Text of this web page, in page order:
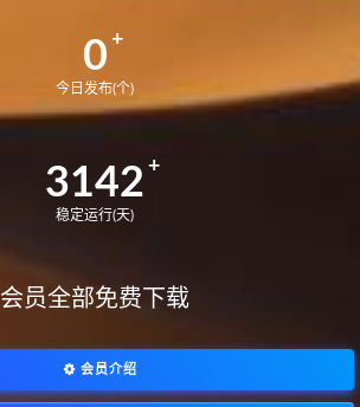
0
今日发布(个)
3142
稳定运行(天)
会员全部免费下载
会员介绍